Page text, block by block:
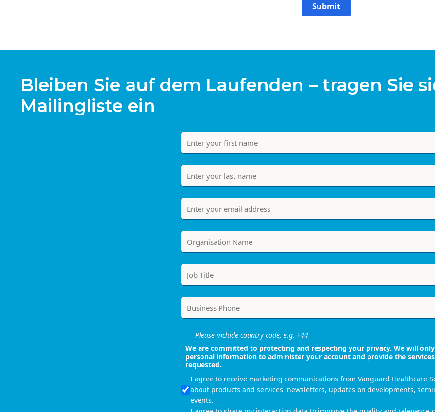
Submit
Bleiben Sie auf dem Laufenden – tragen Sie
Mailingliste ein
Please include country code, e.g. +44
We are committed to protecting and respecting your privacy. We will
personal information to administer your account and provide the services
requested.
I agree to receive marketing communications from Vanguard Healthcare
about products and services, newsletters, updates on developments,
events.